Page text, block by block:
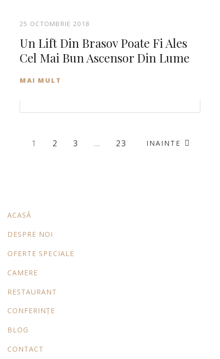
25 OCTOMBRIE 2018
Un Lift Din Brasov Poate Fi Ales
Cel Mai Bun Ascensor Din Lume
MAI MULT
1 2 3 … 23 INAINTE
ACASĂ
DESPRE NOI
OFERTE SPECIALE
CAMERE
RESTAURANT
CONFERINȚE
BLOG
CONTACT